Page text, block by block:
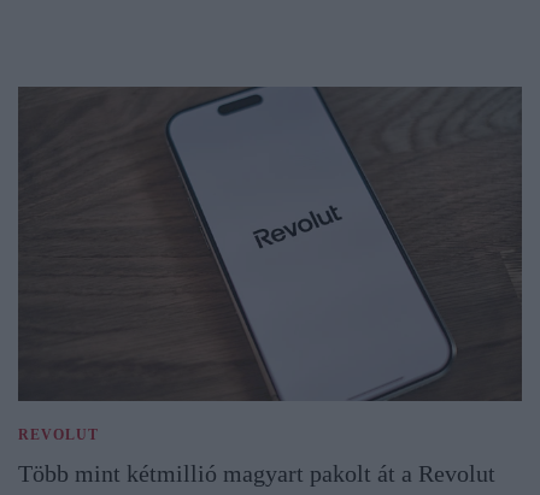
REVOLUT
Több mint kétmillió magyart pakolt át a Revolut